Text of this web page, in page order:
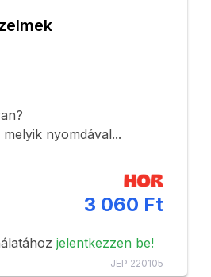
nyomdával...
3 060 Ft
jelentkezzen be!
JEP 220105